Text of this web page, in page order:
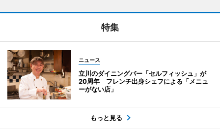
特集
ニュース
立川のダイニングバー「セルフィッシュ」が
20周年 フレンチ出身シェフによる「メニュ
ーがない店」
もっと見る